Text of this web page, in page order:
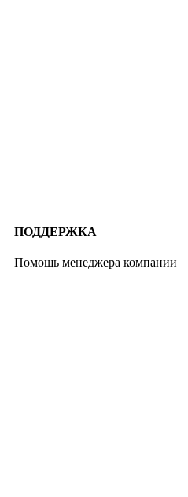
ПОДДЕРЖКА
Помощь менеджера компании